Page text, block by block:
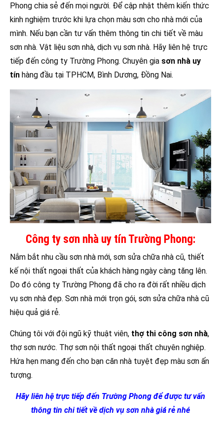
Phong chia sẻ đến mọi người. Để cập nhật thêm kiến thức
kinh nghiệm trước khi lựa chọn màu sơn cho nhà mới của
mình. Nếu bạn cần tư vấn thêm thông tin chi tiết về màu
sơn nhà. Vật liệu sơn nhà, dịch vụ sơn nhà. Hãy liên hệ trực
tiếp đến công ty Trường Phong. Chuyên gia sơn nhà uy
tín hàng đầu tại TPHCM, Bình Dương, Đồng Nai.
Công ty sơn nhà uy tín Trường Phong:
Nắm bắt nhu cầu sơn nhà mới, sơn sửa chữa nhà cũ, thiết
kế nội thất ngoại thất của khách hàng ngày càng tăng lên.
Do đó công ty Trường Phong đã cho ra đời rất nhiều dịch
vụ sơn nhà đẹp. Sơn nhà mới trọn gói, sơn sửa chữa nhà cũ
hiệu quả giá rẻ.
Chúng tôi với đội ngũ kỹ thuật viên, thợ thi công sơn nhà,
thợ sơn nước. Thợ sơn nội thất ngoại thất chuyên nghiệp.
Hứa hẹn mang đến cho bạn căn nhà tuyệt đẹp màu sơn ấn
tượng.
Hãy liên hệ trực tiếp đến Trường Phong để được tư vấn
thông tin chi tiết về dịch vụ sơn nhà giá rẻ nhé